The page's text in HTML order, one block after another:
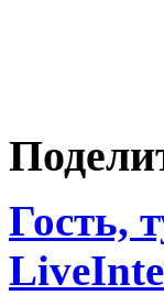
Гость,